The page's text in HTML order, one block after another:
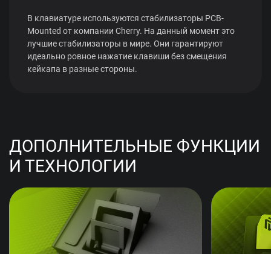
В клавиатуре используются стабилизаторы PCB-
Mounted от компании Cherry. На данный момент это
лучшие стабилизаторы в мире. Они гарантируют
идеально ровное нажатие клавиши без смещения
кейкапа в разные стороны.
ДОПОЛНИТЕЛЬНЫЕ ФУНКЦИИ
И ТЕХНОЛОГИИ